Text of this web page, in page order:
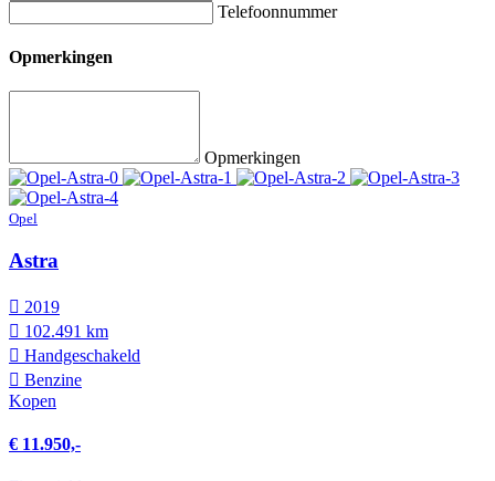
Telefoonnummer
Opmerkingen
Opmerkingen
Opel
Astra
2019
102.491 km
Hand­geschakeld
Benzine
Kopen
€ 11.950,-